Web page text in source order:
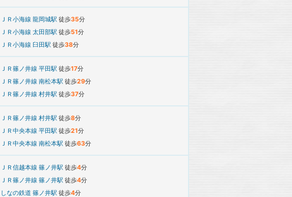
ＪＲ小海線 龍岡城駅 徒歩35分
ＪＲ小海線 太田部駅 徒歩51分
ＪＲ小海線 臼田駅 徒歩38分
ＪＲ篠ノ井線 平田駅 徒歩17分
ＪＲ篠ノ井線 南松本駅 徒歩29分
ＪＲ篠ノ井線 村井駅 徒歩37分
ＪＲ篠ノ井線 村井駅 徒歩8分
ＪＲ中央本線 平田駅 徒歩21分
ＪＲ中央本線 南松本駅 徒歩63分
ＪＲ信越本線 篠ノ井駅 徒歩4分
ＪＲ篠ノ井線 篠ノ井駅 徒歩4分
しなの鉄道 篠ノ井駅 徒歩4分